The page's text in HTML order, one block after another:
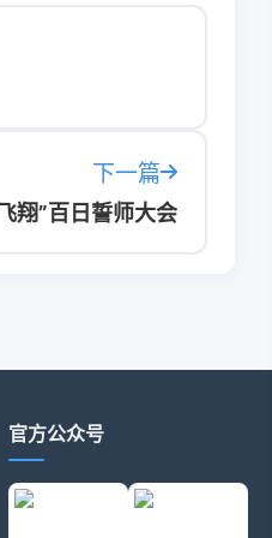
下一篇
翔”百日誓师大会
官方公众号